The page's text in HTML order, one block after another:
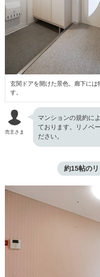
玄関ドアを開けた景色。廊下には
す。
売主さま
マンションの規約に
ております。リノベ
ださい。
約15帖の